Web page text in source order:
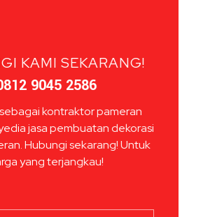
KAMI SEKARANG!
9045 2586
kontraktor pameran
jasa pembuatan dekorasi
Hubungi sekarang! Untuk
yang terjangkau!